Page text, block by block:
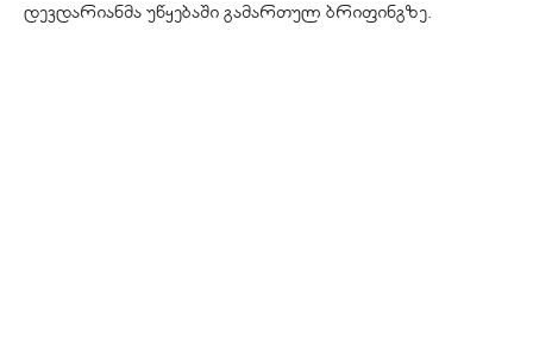
დევდარიანმა უწყებაში გამართულ ბრიფინგზე.